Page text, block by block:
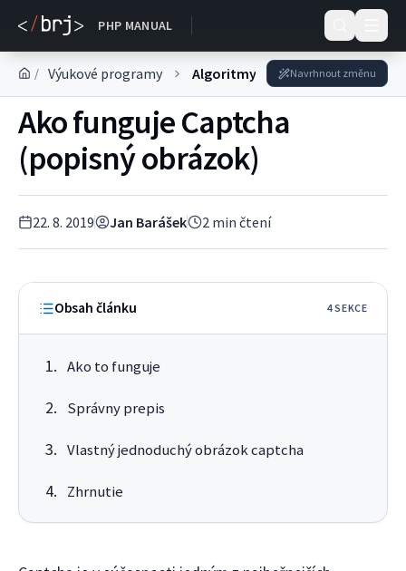
PHP MANUAL
DOKUMENTACE
/ Výukové programy Algoritmy Navrhnout změnu
Ako funguje Captcha
(popisný obrázok)
22. 8. 2019 Jan Barášek 2 min čtení
Obsah článku 4SEKCE
Ako to funguje
Správny prepis
Vlastný jednoduchý obrázok captcha
Zhrnutie